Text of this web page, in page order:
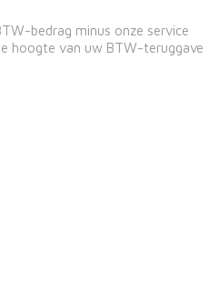
bedrag minus onze service
hoogte van uw BTW-teruggave